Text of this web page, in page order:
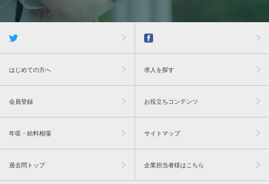
はじめての方へ 求人を探す
会員登録 お役立ちコンテンツ
年収・給料相場 サイトマップ
過去問トップ 企業担当者様はこちら